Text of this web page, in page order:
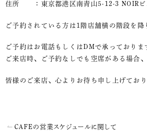
住所 ：東京都港区南青山5-12-3 NOIR
ご予約されている方は1階店舗横の階段を
ご予約はお電話もしくはDMで承っておりま
ご来店時、ご予約なしでも空席がある場合
皆様のご来店、心よりお待ち申し上げてお
CAFEの営業スケジュールに関して